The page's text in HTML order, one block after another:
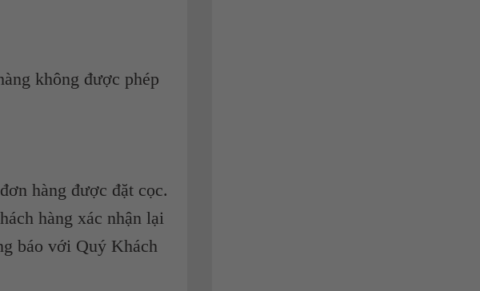
không được phép
hàng được đặt cọc.
hàng xác nhận lại
báo với Quý Khách